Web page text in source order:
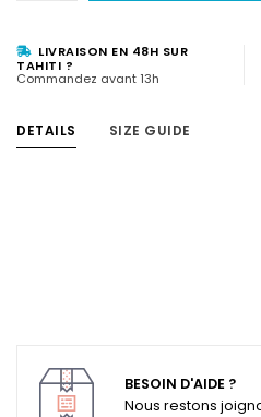
LIVRAISON EN 48H SUR
TAHITI ?
Commandez avant 13h
DETAILS SIZE GUIDE
BESOIN D'AIDE ?
Nous restons